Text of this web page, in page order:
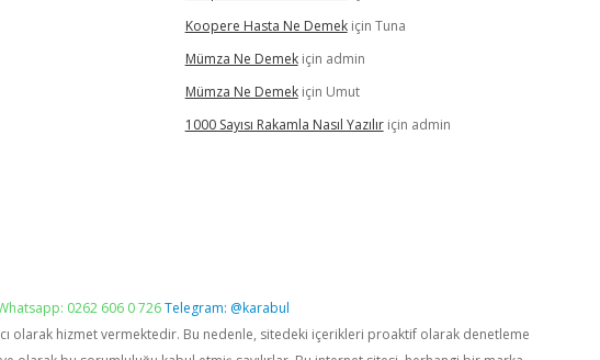
Koopere Hasta Ne Demekiçin Tuna
Mümza Ne Demekiçin admin
Mümza Ne Demekiçin Umut
1000 Sayısı Rakamla Nasıl Yazılıriçin admin
0262 606 0 726Telegram: @karabul
olarak hizmet vermektedir. Bu nedenle, sitedeki içerikleri proaktif olarak denetleme